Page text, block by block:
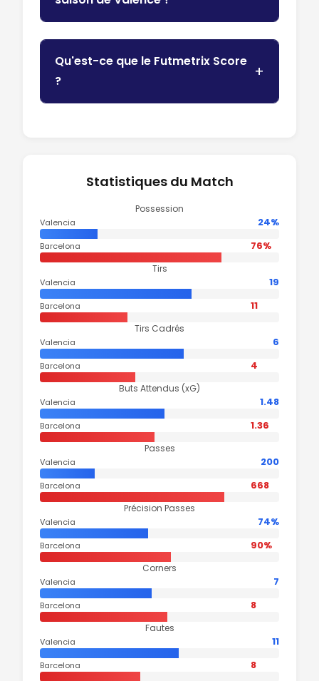
Qu'est-ce que le Futmetrix Score
?
Statistiques du Match
Possession
Valencia 24%
Barcelona 76%
Tirs
Valencia 19
Barcelona 11
Tirs Cadrés
Valencia 6
Barcelona 4
Buts Attendus (xG)
Valencia 1.48
Barcelona 1.36
Passes
Valencia 200
Barcelona 668
Précision Passes
Valencia 74%
Barcelona 90%
Corners
Valencia 7
Barcelona 8
Fautes
Valencia 11
Barcelona 8